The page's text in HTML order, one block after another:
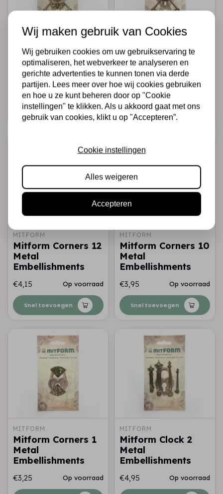
Mitform Corners 3
Metal
Embellishments
€4,15 Op voorraad
Snel toevoegen
Mitform Corners 2
Metal
Embellishments
€3,75 Op voorraad
Snel toevoegen
MITFORM
Mitform Corners 12
Metal
Embellishments
€4,15 Op voorraad
Snel toevoegen
MITFORM
Mitform Corners 10
Metal
Embellishments
€3,95 Op voorraad
Snel toevoegen
MITFORM
Mitform Corners 1
Metal
Embellishments
€3,25 Op voorraad
MITFORM
Mitform Clock 2
Metal
Embellishments
€4,95 Op voorraad
Wij maken gebruik van Cookies
Wij gebruiken cookies om uw gebruikservaring te
optimaliseren, het webverkeer te analyseren en
gerichte advertenties te kunnen tonen via derde
partijen. Lees meer over hoe wij cookies gebruiken
en hoe u ze kunt beheren door op "Cookie
instellingen" te klikken. Als u akkoord gaat met ons
gebruik van cookies, klikt u op "Accepteren”.
Cookie instellingen
Alles weigeren
Accepteren